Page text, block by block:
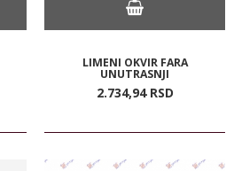
LIMENI OKVIR FARA
UNUTRASNJI
2.734,94 RSD